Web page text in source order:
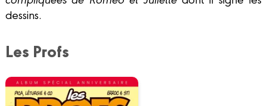
dessins.
Les Profs